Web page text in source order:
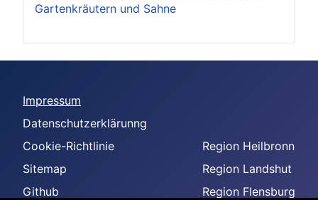
Gartenkräutern und Sahne
Impressum
Datenschutzerklärunng
Cookie-Richtlinie
Sitemap
Github
Region Heilbronn
Region Landshut
Region Flensburg